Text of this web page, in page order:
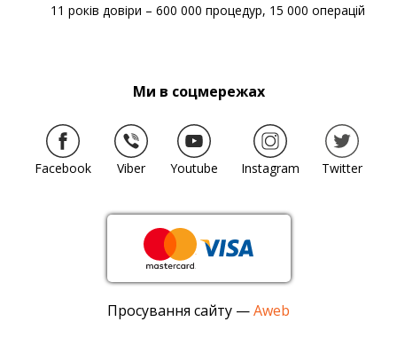
11 років довіри – 600 000 процедур, 15 000 операцій
Ми в соцмережах
Facebook Viber Youtube Instagram Twitter
Просування сайту —Aweb